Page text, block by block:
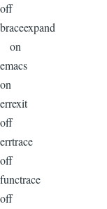
off
braceexpand
on
emacs
on
errexit
off
errtrace
off
functrace
off